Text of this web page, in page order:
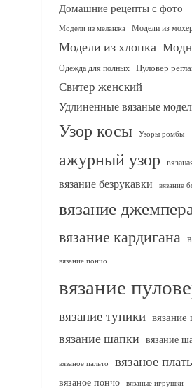
Домашние рецепты с фото
Модели из меланжа Модели из
Модели из хлопка
Одежда для полных Пуловер
Свитер женский
Удлиненные вязаные
Узор косы Узоры ромбы
ажурный узор
вязание безрукавки вязание
вязание
вязание кардигана
вязание пончо
вязание
вязание туники
вязание шапки вязание
вязаное пальто вязаное
вязаное пончо вязаные игрушки